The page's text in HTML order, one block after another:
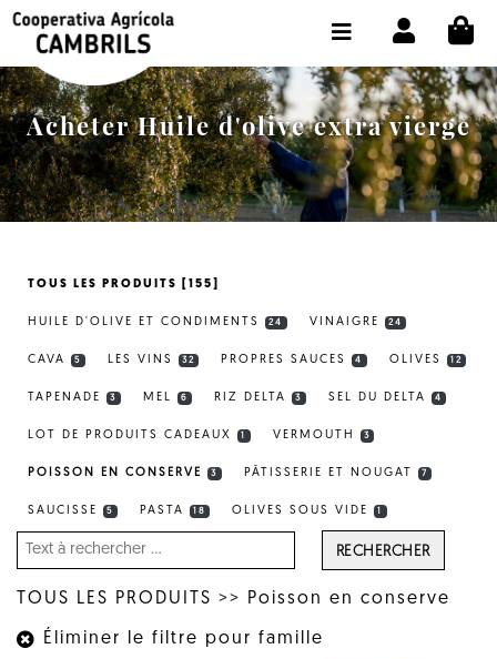
Acheter Huile d'olive extra vierge
TOUS LES PRODUITS [155]
HUILE D'OLIVE ET CONDIMENTS 24 VINAIGRE 24
CAVA 5 LES VINS 32 PROPRES SAUCES 4 OLIVES 12
TAPENADE 3 MEL 6 RIZ DELTA 3 SEL DU DELTA 4
LOT DE PRODUITS CADEAUX VERMOUTH 3
POISSON EN CONSERVE 3 PÂTISSERIE ET NOUGAT 7
SAUCISSE 5 PASTA 18 OLIVES SOUS VIDE
RECHERCHER
TOUS LES PRODUITS >> Poisson en conserve
Éliminer le filtre pour famille
BOUTIQUE ACHETER EN LIGNE
LA COOPÉRATIVE
OLEOTOUR
PRODUITS
NOTRE HUILE
CHOISIR LA LANGUE: FR